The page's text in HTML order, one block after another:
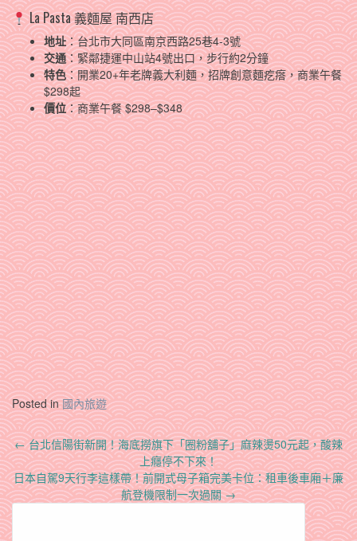
La Pasta 義麵屋 南西店
地址：台北市大同區南京西路25巷4-3號
交通：緊鄰捷運中山站4號出口，步行約2分鐘
特色：開業20+年老牌義大利麵，招牌創意麵疙瘩，商業午餐
$298起
價位：商業午餐 $298–$348
Posted in國內旅遊
Post
navigation
←台北信陽街新開！海底撈旗下「圈粉舖子」麻辣燙50元起，酸辣
上癮停不下來！
日本自駕9天行李這樣帶！前開式母子箱完美卡位：租車後車廂＋廉
航登機限制一次過關→